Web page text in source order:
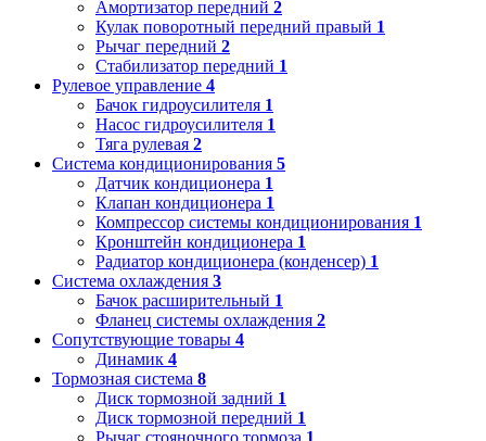
Амортизатор передний 2
Кулак поворотный передний правый 1
Рычаг передний 2
Стабилизатор передний 1
Рулевое управление 4
Бачок гидроусилителя 1
Насос гидроусилителя 1
Тяга рулевая 2
Система кондиционирования 5
Датчик кондиционера 1
Клапан кондиционера 1
Компрессор системы кондиционирования 1
Кронштейн кондиционера 1
Радиатор кондиционера (конденсер) 1
Система охлаждения 3
Бачок расширительный 1
Фланец системы охлаждения 2
Сопутствующие товары 4
Динамик 4
Тормозная система 8
Диск тормозной задний 1
Диск тормозной передний 1
Рычаг стояночного тормоза 1